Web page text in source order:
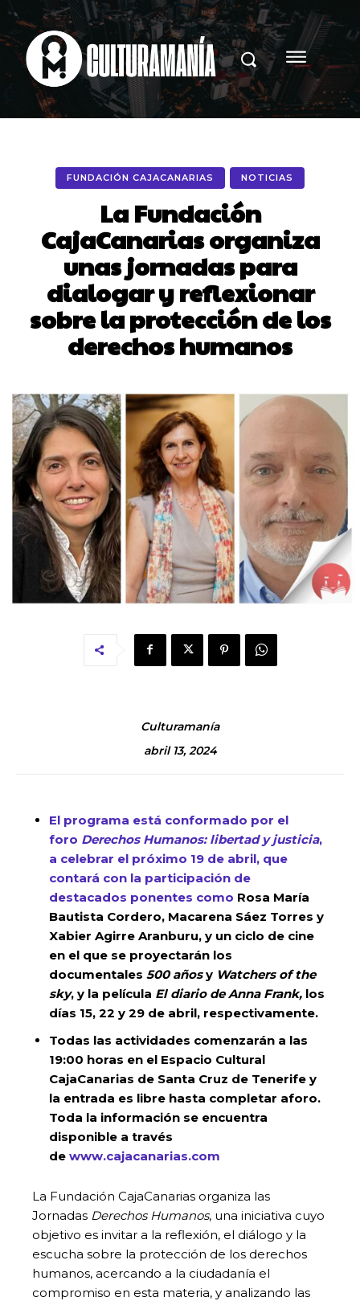
FUNDACIÓN CAJACANARIAS NOTICIAS
La Fundación
CajaCanarias organiza
unas jornadas para
dialogar y reflexionar
sobre la protección de los
derechos humanos
Culturamanía
abril 13, 2024
El programa está conformado por el
foro Derechos Humanos: libertad y justicia,
a celebrar el próximo 19 de abril, que
contará con la participación de
destacados ponentes como Rosa María
Bautista Cordero, Macarena Sáez Torres y
Xabier Agirre Aranburu, y un ciclo de cine
en el que se proyectarán los
documentales 500 añosy Watchers of the
sky, y la película El diario de Anna Frank, los
días 15, 22 y 29 de abril, respectivamente.
Todas las actividades comenzarán a las
19:00 horas en el Espacio Cultural
CajaCanarias de Santa Cruz de Tenerife y
la entrada es libre hasta completar aforo.
Toda la información se encuentra
disponible a través
de www.cajacanarias.com
La Fundación CajaCanarias organiza las
Jornadas Derechos Humanos, una iniciativa cuyo
objetivo es invitar a la reflexión, el diálogo y la
escucha sobre la protección de los derechos
humanos, acercando a la ciudadanía el
compromiso en esta materia, y analizando las